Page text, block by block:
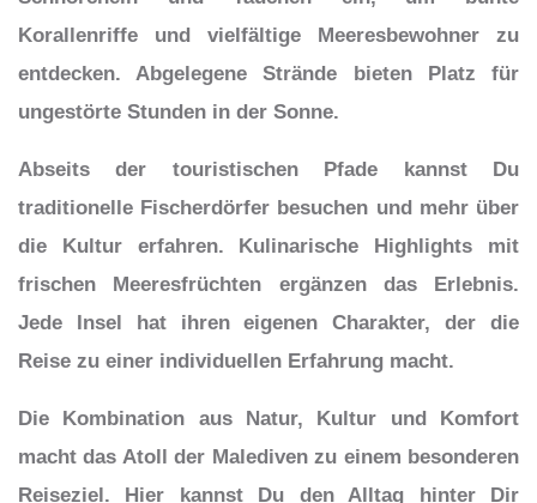
Korallenriffe und vielfältige Meeresbewohner zu
entdecken. Abgelegene Strände bieten Platz für
ungestörte Stunden in der Sonne.
Abseits der touristischen Pfade kannst Du
traditionelle Fischerdörfer besuchen und mehr über
die Kultur erfahren. Kulinarische Highlights mit
frischen Meeresfrüchten ergänzen das Erlebnis.
Jede Insel hat ihren eigenen Charakter, der die
Reise zu einer individuellen Erfahrung macht.
Die Kombination aus Natur, Kultur und Komfort
macht das Atoll der Malediven zu einem besonderen
Reiseziel. Hier kannst Du den Alltag hinter Dir